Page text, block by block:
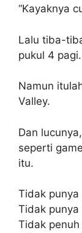
“Kayaknya
Lalu tiba-
pukul 4 pagi.
Namun
Valley.
Dan
seperti
itu.
Tidak
Tidak punya
Tidak